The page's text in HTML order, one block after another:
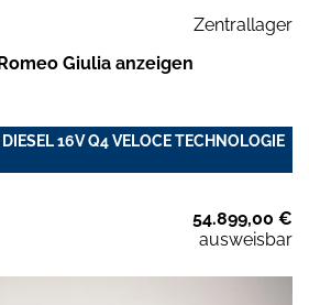
Zentrallager
Giulia anzeigen
16V Q4 VELOCE TECHNOLOGIE
54.899,00 €
ausweisbar